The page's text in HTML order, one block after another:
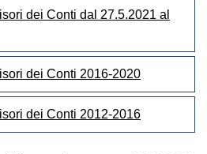
dei Conti dal 27.5.2021 al
dei Conti 2016-2020
dei Conti 2012-2016